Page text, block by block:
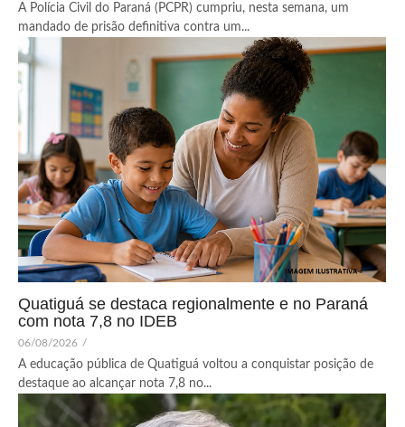
A Polícia Civil do Paraná (PCPR) cumpriu, nesta semana, um
mandado de prisão definitiva contra um...
Quatiguá se destaca regionalmente e no Paraná
com nota 7,8 no IDEB
06/08/2026 /
A educação pública de Quatiguá voltou a conquistar posição de
destaque ao alcançar nota 7,8 no...